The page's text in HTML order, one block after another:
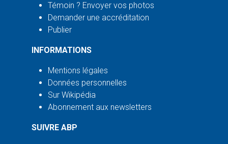
Témoin ? Envoyer vos photos
Demander une accréditation
Publier
INFORMATIONS
Mentions légales
Données personnelles
Sur Wikipédia
Abonnement aux newsletters
SUIVRE ABP